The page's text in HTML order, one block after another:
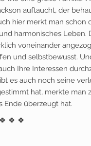
auftaucht, der
hier merkt man schon
harmonisches
voneinander
und selbstbewusst.
Ihre Interessen
es auch noch seine
hat, merkte man
Ende überzeugt hat.
🍀 🍀